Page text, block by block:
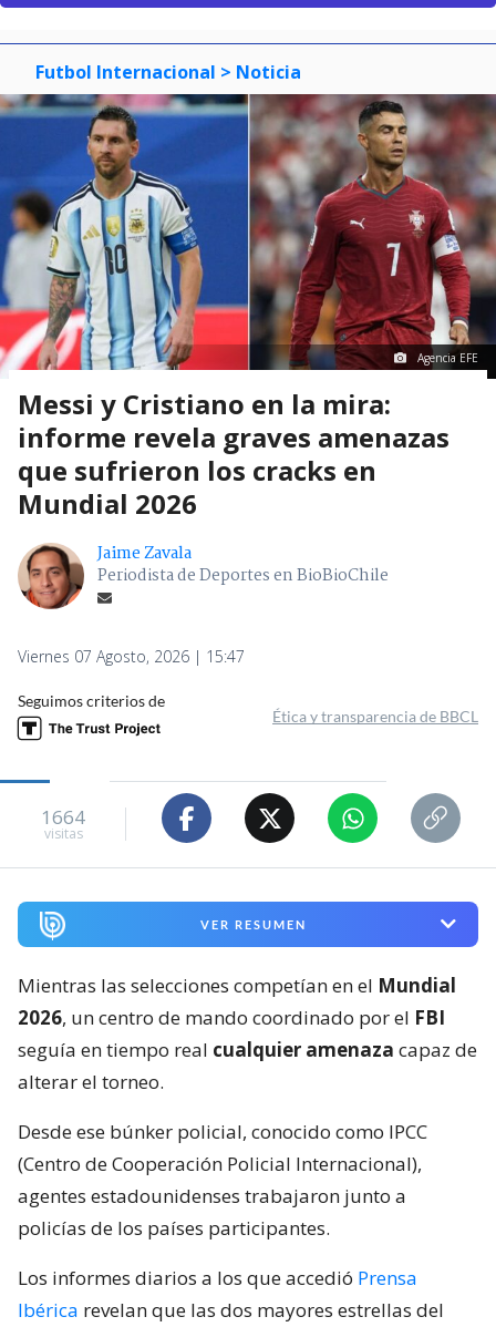
Futbol Internacional > Noticia
Agencia EFE
Messi y Cristiano en la mira:
informe revela graves amenazas
que sufrieron los cracks en
Mundial 2026
Jaime Zavala
Periodista de Deportes en BioBioChile
Viernes 07 Agosto, 2026 | 15:47
Seguimos criterios de
Ética y transparencia de BBCL
1664
visitas
VER RESUMEN
Mientras las selecciones competían en el Mundial
2026, un centro de mando coordinado por el FBI
seguía en tiempo real cualquier amenaza capaz de
alterar el torneo.
Desde ese búnker policial, conocido como IPCC
(Centro de Cooperación Policial Internacional),
agentes estadounidenses trabajaron junto a
policías de los países participantes.
Los informes diarios a los que accedió Prensa
Ibérica revelan que las dos mayores estrellas del